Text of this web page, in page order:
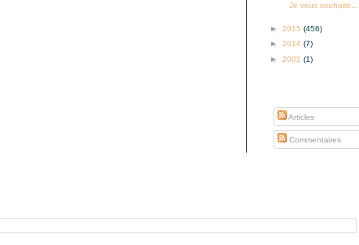
Je vous souhaite....
► 2015 (456)
► 2014 (7)
► 2001 (1)
Articles
Commentaires